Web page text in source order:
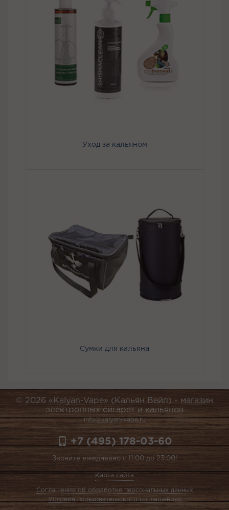
Уход за кальяном
Сумки для кальяна
© 2026 «Kalyan-Vape» (Кальян Вейп) - магазин
электронных сигарет и кальянов
info@kalyan-vape.ru
+7 (495) 178-03-60
Звоните ежедневно с 11:00 до 23:00!
Карта сайта
Соглашение об обработке персональных данных
Условия пользовательского соглашения»